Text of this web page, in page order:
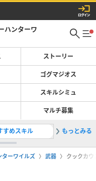
ハンターワ
ストーリー
ゴグマジオス
スキルシミュ
マルチ募集
すめスキル 2ライト
もっとみる
ターワイルズ 武器 クックカ